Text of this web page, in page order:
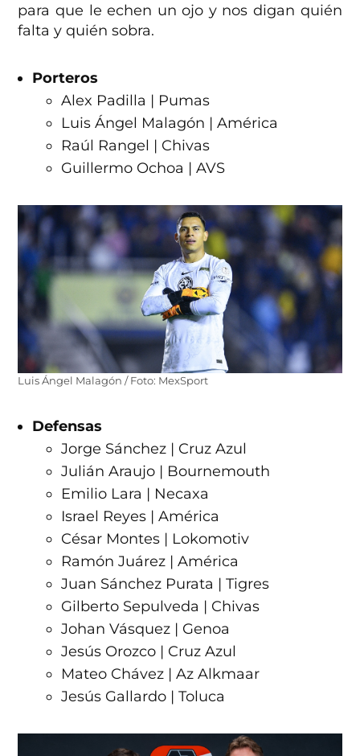
para que le echen un ojo y nos digan quién
falta y quién sobra.
Porteros
Alex Padilla | Pumas
Luis Ángel Malagón | América
Raúl Rangel | Chivas
Guillermo Ochoa | AVS
Luis Ángel Malagón / Foto: MexSport
Defensas
Jorge Sánchez | Cruz Azul
Julián Araujo | Bournemouth
Emilio Lara | Necaxa
Israel Reyes | América
César Montes | Lokomotiv
Ramón Juárez | América
Juan Sánchez Purata | Tigres
Gilberto Sepulveda | Chivas
Johan Vásquez | Genoa
Jesús Orozco | Cruz Azul
Mateo Chávez | Az Alkmaar
Jesús Gallardo | Toluca